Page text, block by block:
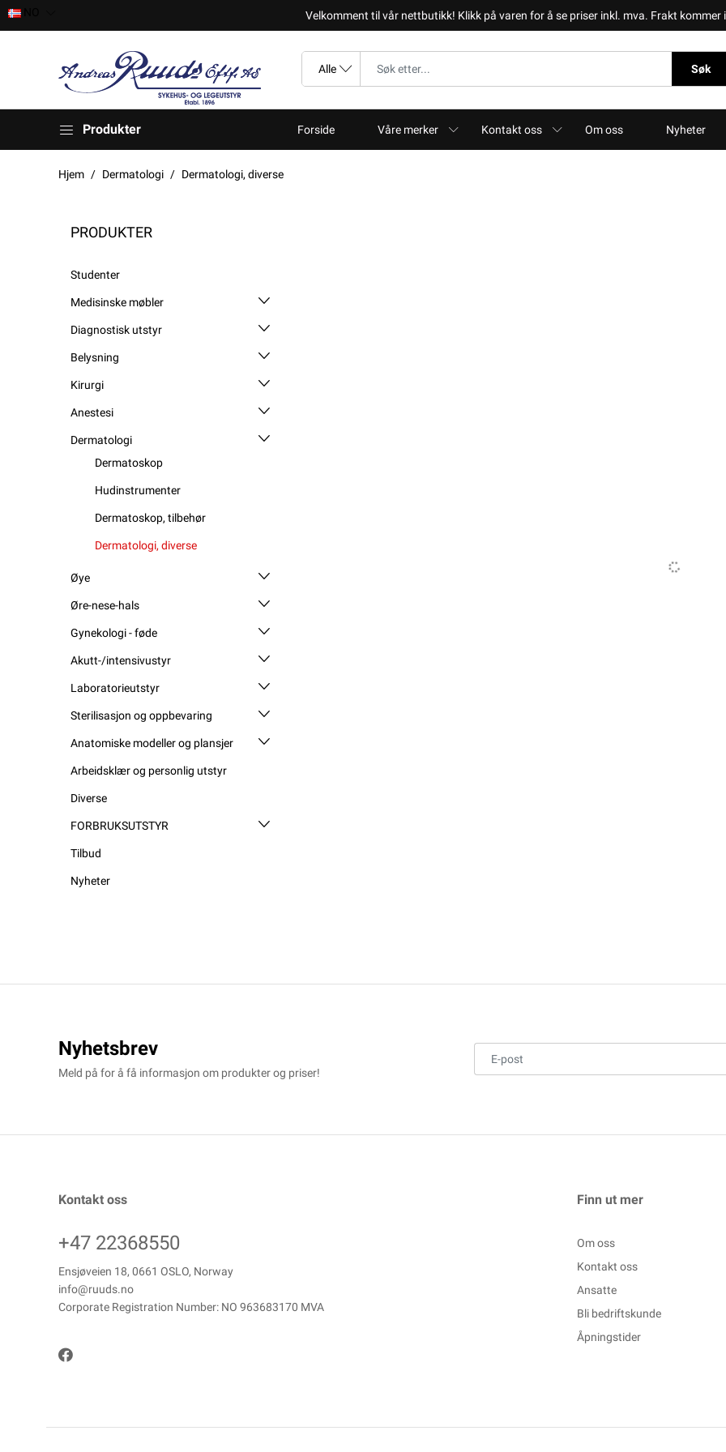
Velkomment til vår nettbutikk! Klikk på varen for å se priser inkl. mva. Frakt kommer
Søk
Produkter Forside Våre merker Kontakt oss Om oss Nyheter
Hjem Dermatologi Dermatologi, diverse
PRODUKTER
Studenter
Medisinske møbler
Diagnostisk utstyr
Belysning
Kirurgi
Anestesi
Dermatologi
Dermatoskop
Hudinstrumenter
Dermatoskop, tilbehør
Dermatologi, diverse
Øye
Øre-nese-hals
Gynekologi - føde
Akutt-/intensivustyr
Laboratorieutstyr
Sterilisasjon og oppbevaring
Anatomiske modeller og plansjer
Arbeidsklær og personlig utstyr
Diverse
FORBRUKSUTSTYR
Tilbud
Nyheter
Nyhetsbrev
Meld på for å få informasjon om produkter og priser!
Kontakt oss
+47 22368550
Ensjøveien 18, 0661 OSLO, Norway
info@ruuds.no
Corporate Registration Number: NO 963683170 MVA
Finn ut mer
Om oss
Kontakt oss
Ansatte
Bli bedriftskunde
Åpningstider